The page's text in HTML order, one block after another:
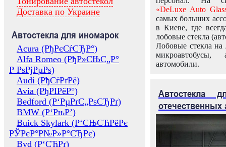
Доставка по Украине
Автостекла для иномарок
Acura (РђРєСѓСЂР°)
Alfa Romeo (РђР»СЊС„Р°
Р РѕРјРµРѕ)
Audi (РђСѓРґРё)
Avia (РђРІРёР°)
Bedford (Р‘РµРґС„РѕСЂРґ)
BMW (Р‘РњР’)
Buick Skylark (Р‘СЊСЋРёРє
РЎРєР°Р№Р»Р°СЂРє)
Byd (Р‘СЋРґ)
«DeLuxe Auto
самых больших
в Киеве, где
лобовые стекла
Лобовые стекла на
микроавтобусы,
автомобили.
Автостекла
отечественных